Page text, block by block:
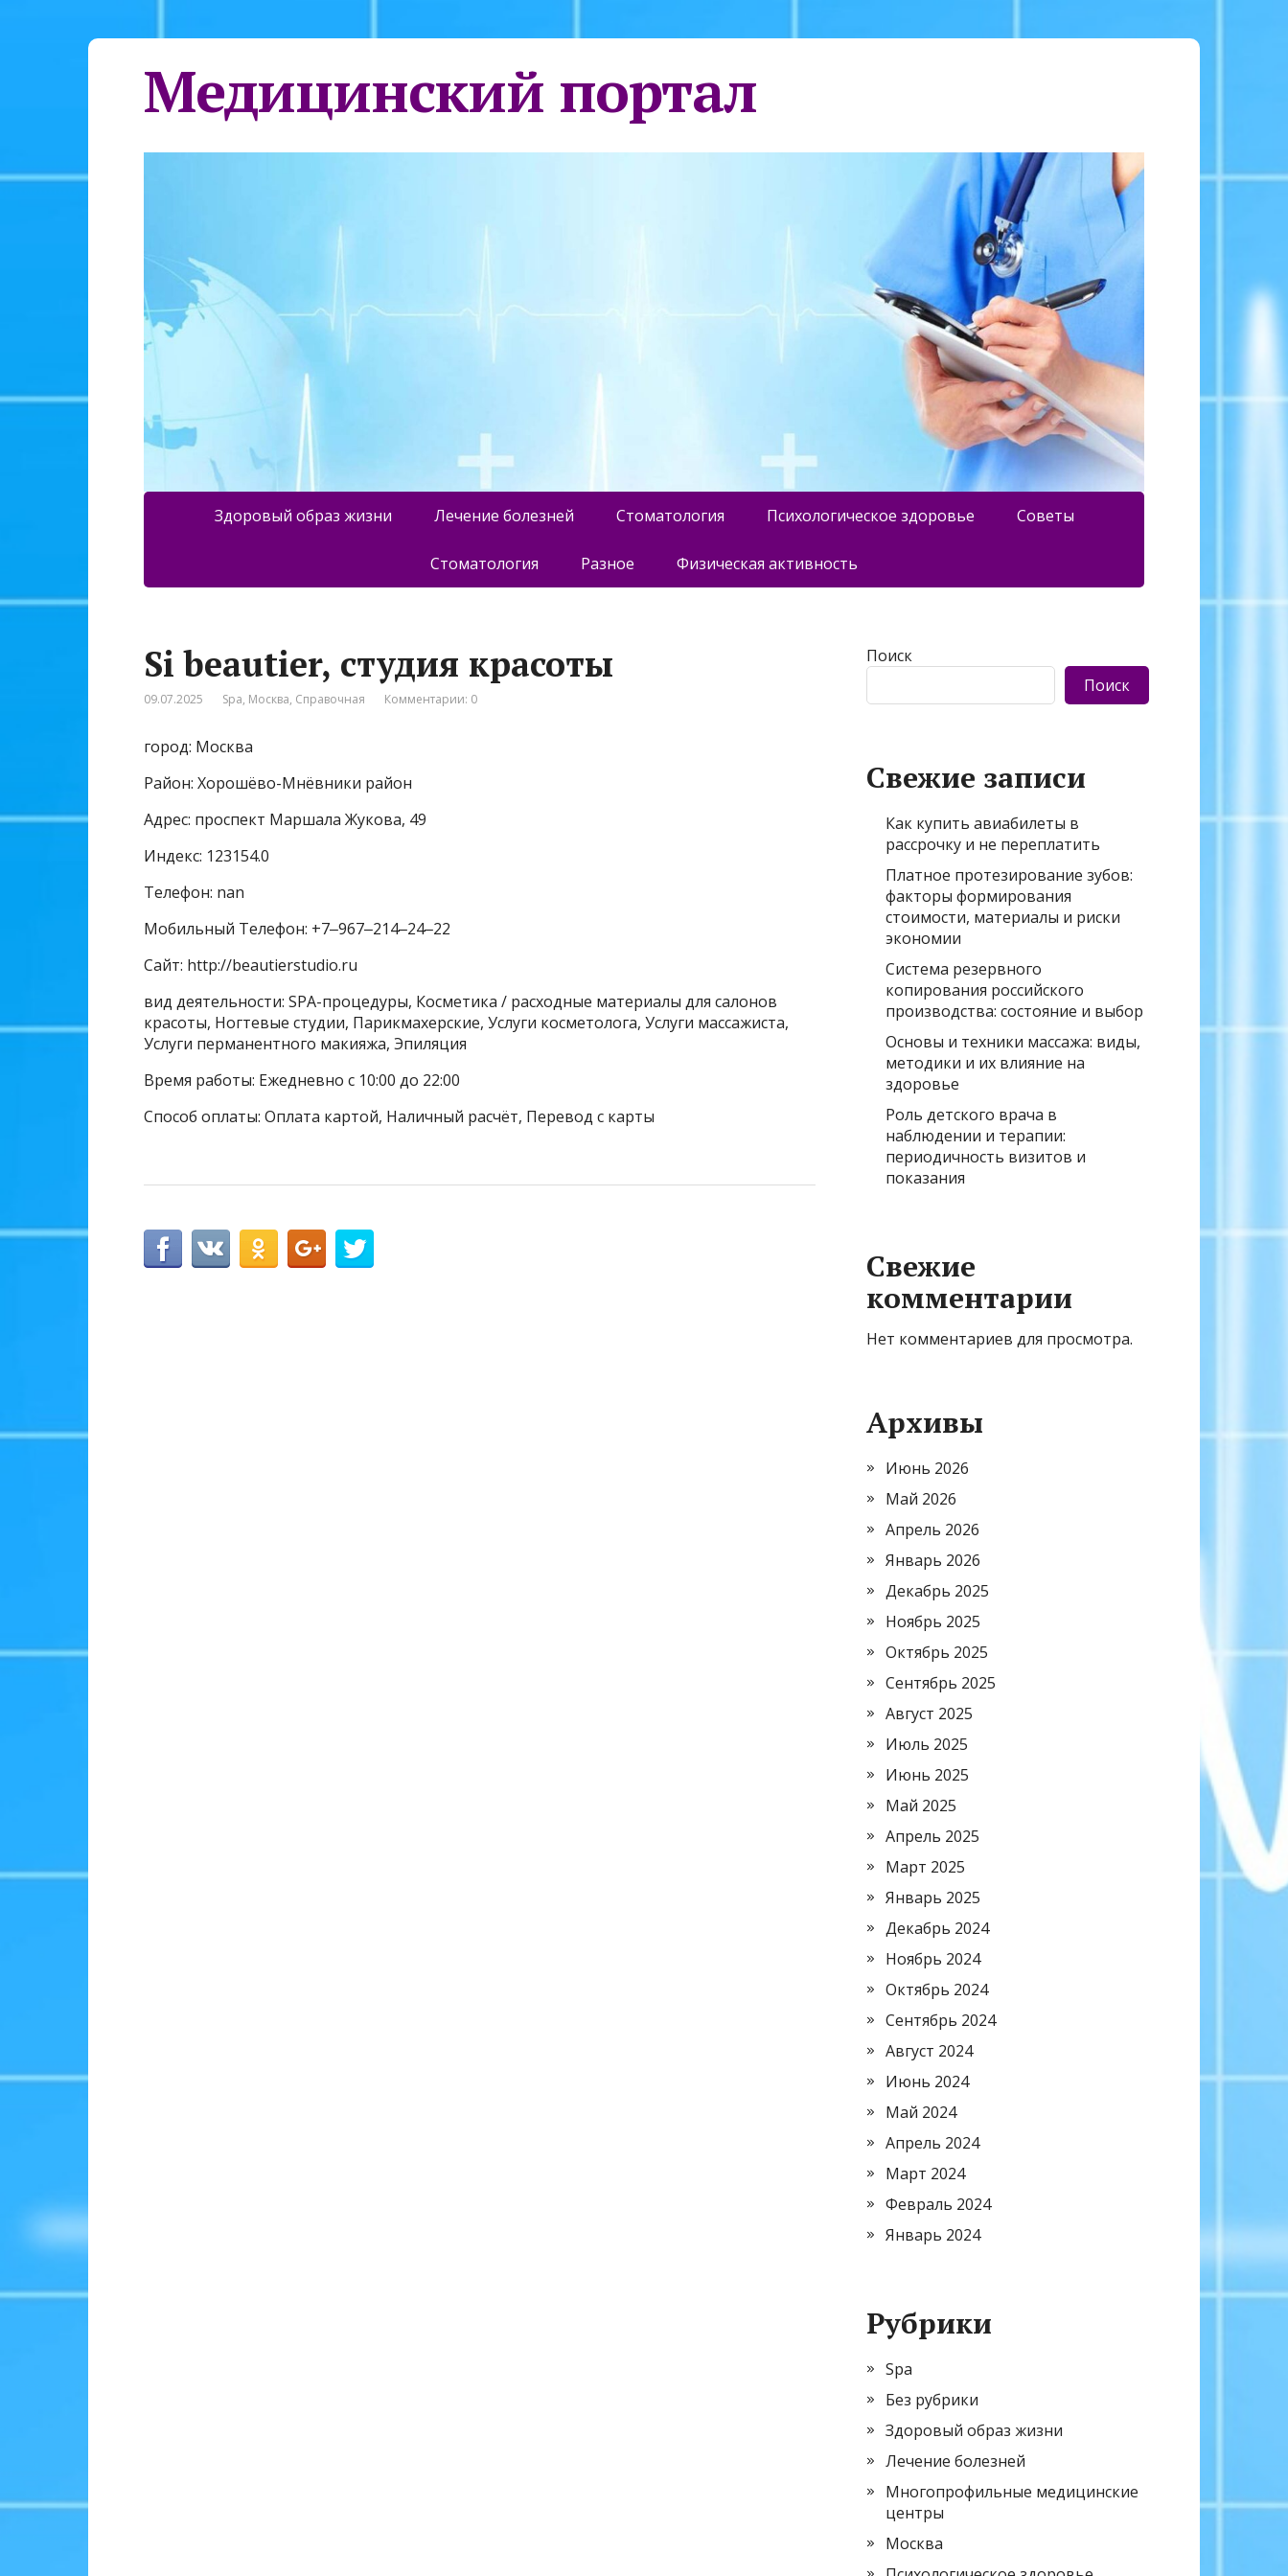
Медицинский портал
Здоровый образ жизни Лечение болезней Стоматология Психологическое здоровье Советы
Стоматология Разное Физическая активность
Si beautier, студия красоты
09.07.2025 Spa, Москва, Справочная Комментарии: 0
город: Москва
Район: Хорошёво-Мнёвники район
Адрес: проспект Маршала Жукова, 49
Индекс: 123154.0
Телефон: nan
Мобильный Телефон: +7‒967‒214‒24‒22
Сайт: http://beautierstudio.ru
вид деятельности: SPA-процедуры, Косметика / расходные материалы для салонов
красоты, Ногтевые студии, Парикмахерские, Услуги косметолога, Услуги массажиста,
Услуги перманентного макияжа, Эпиляция
Время работы: Ежедневно с 10:00 до 22:00
Способ оплаты: Оплата картой, Наличный расчёт, Перевод с карты
Поиск
Поиск
Свежие записи
Как купить авиабилеты в
рассрочку и не переплатить
Платное протезирование зубов:
факторы формирования
стоимости, материалы и риски
экономии
Система резервного
копирования российского
производства: состояние и выбор
Основы и техники массажа: виды,
методики и их влияние на
здоровье
Роль детского врача в
наблюдении и терапии:
периодичность визитов и
показания
Свежие
комментарии
Нет комментариев для просмотра.
Архивы
Июнь 2026
Май 2026
Апрель 2026
Январь 2026
Декабрь 2025
Ноябрь 2025
Октябрь 2025
Сентябрь 2025
Август 2025
Июль 2025
Июнь 2025
Май 2025
Апрель 2025
Март 2025
Январь 2025
Декабрь 2024
Ноябрь 2024
Октябрь 2024
Сентябрь 2024
Август 2024
Июнь 2024
Май 2024
Апрель 2024
Март 2024
Февраль 2024
Январь 2024
Рубрики
Spa
Без рубрики
Здоровый образ жизни
Лечение болезней
Многопрофильные медицинские
центры
Москва